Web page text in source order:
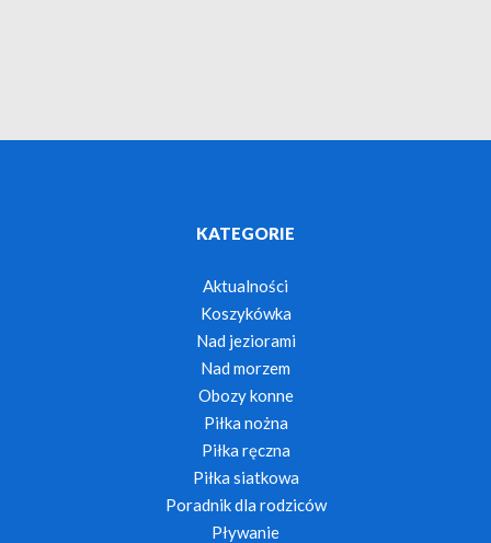
KATEGORIE
Aktualności
Koszykówka
Nad jeziorami
Nad morzem
Obozy konne
Piłka nożna
Piłka ręczna
Piłka siatkowa
Poradnik dla rodziców
Pływanie